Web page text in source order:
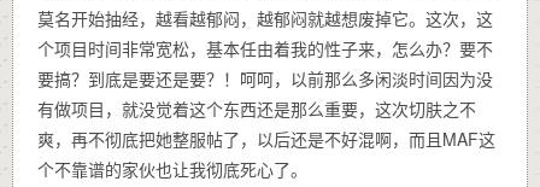
莫名开始抽经，越看越郁闷，越郁闷就越想废掉它。这次，这
个项目时间非常宽松，基本任由着我的性子来，怎么办？要不
要搞？到底是要还是要？！呵呵，以前那么多闲淡时间因为没
有做项目，就没觉着这个东西还是那么重要，这次切肤之不
爽，再不彻底把她整服帖了，以后还是不好混啊，而且MAF这
个不靠谱的家伙也让我彻底死心了。